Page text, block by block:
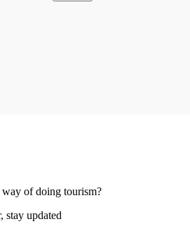
of doing tourism?
stay updated